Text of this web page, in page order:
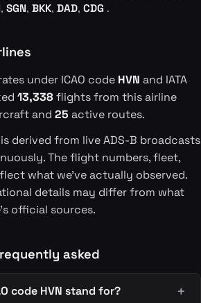
, SGN, BKK, DAD, CDG .
under ICAO code HVN and IATA
13,338flights from this airline
and 25 active routes.
derived from live ADS-B broadcasts
The flight numbers, fleet,
what we've actually observed.
details may differ from what
official sources.
asked
code HVN stand for?